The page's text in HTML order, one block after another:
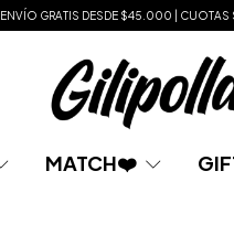
ENVÍO GRATIS DESDE $45.000 | CUOTAS
MATCH❤️